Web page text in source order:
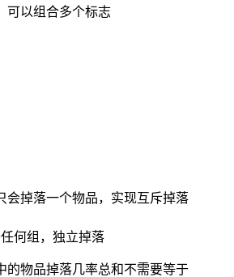
可以组合多个标志
会掉落一个物品，实现互斥掉落
何组，独立掉落
的物品掉落几率总和不需要等于